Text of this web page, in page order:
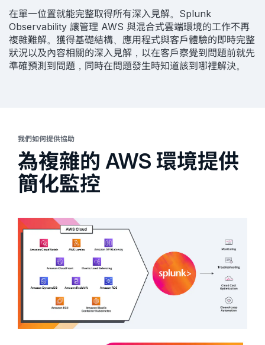
在單一位置就能完整取得所有深入見解。Splunk
Observability 讓管理 AWS 與混合式雲端環境的工作不再
複雜難解。獲得基礎結構、應用程式與客戶體驗的即時完整
狀況以及內容相關的深入見解，以在客戶察覺到問題前就先
準確預測到問題，同時在問題發生時知道該到哪裡解決。
我們如何提供協助
為複雜的 AWS 環境提供
簡化監控